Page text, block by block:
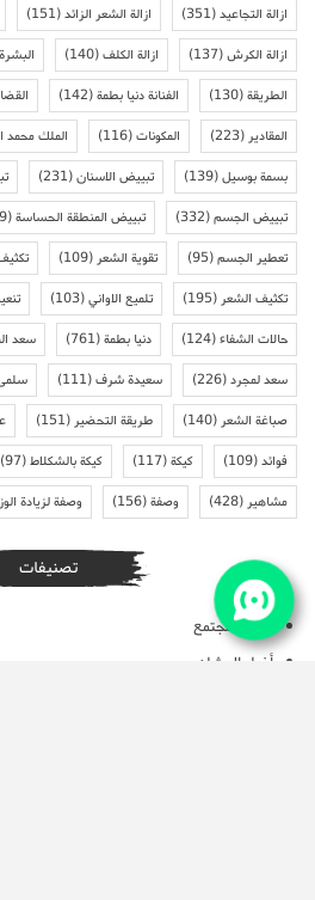
ازالة التجاعيد(351) ازالة الشعر الزائد(151)
ازالة الكرش(137) ازالة الكلف(140) البشرة
الطريقة(130) الفنانة دنيا بطمة(142)
المقادير(223) المكونات(116) الملك
بسمة بوسيل(139) تبييض الاسنان(231)
تبييض الجسم(332) تبييض المنطقة الحساسة(199)
تعطير الجسم(95) تقوية الشعر(109)
تكثيف الشعر(195) تلميع الاواني(103)
حالات الشفاء(124) دنيا بطمة(761) سعد
سعد لمجرد(226) سعيدة شرف(111)
صباغة الشعر(140) طريقة التحضير(151)
فوائد(109) كيكة(117) كيكة بالشكلاط(97)
مشاهير(428) وصفة(156) وصفة لزيادة
تصنيفات
أخبار المجتمع
أخبار المشاهير